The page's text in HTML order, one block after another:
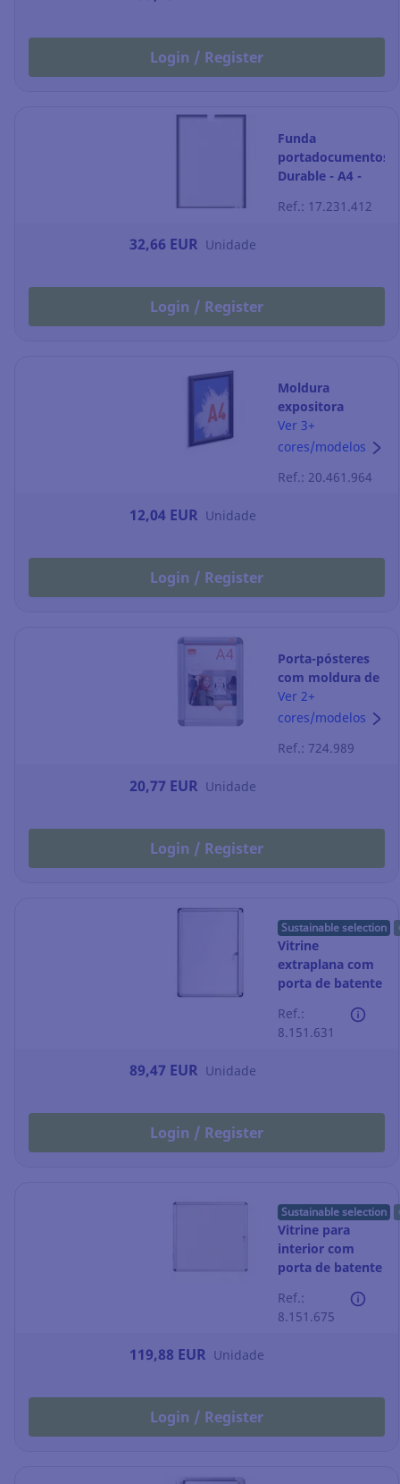
Login / Register
Funda
portadocumentos
Durable - A4 -
plata - Pack de 5
Ref.: 17.231.412
32,66 EUR Unidade
Login / Register
Moldura
expositora
Durable em
alumínio A4 NGO
vertical
Ver 3+
cores/modelos
Ref.: 20.461.964
12,04 EUR Unidade
Login / Register
Porta-pósteres
com moldura de
pressão Nobo
Premium Plus -
Ver 2+
cores/modelos
Ref.: 724.989
20,77 EUR Unidade
Login / Register
Sustainable selection
Vitrine
extraplana com
porta de batente
magnética - 4
folhas A4
Ref.:
8.151.631
89,47 EUR Unidade
Login / Register
Sustainable selection
Vitrine para
interior com
porta de batente
magnética - 6
folhas A4
Ref.:
8.151.675
119,88 EUR Unidade
Login / Register